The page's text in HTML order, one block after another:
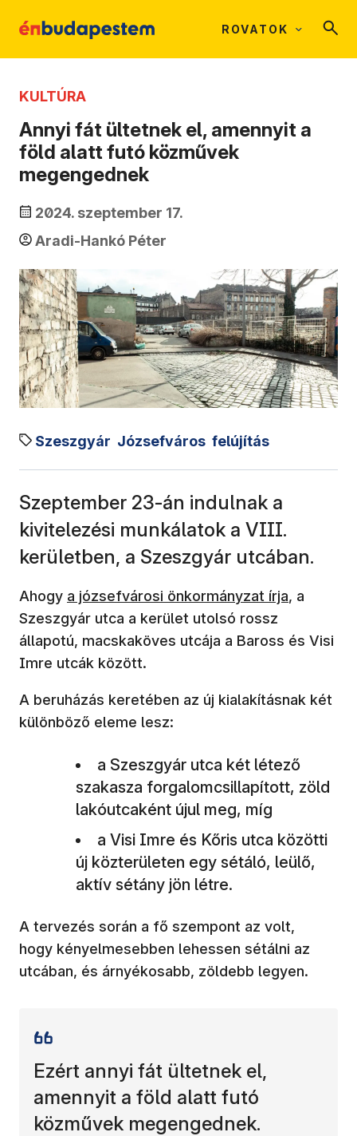
ROVATOK
KULTÚRA
Annyi fát ültetnek el, amennyit a
föld alatt futó közművek
megengednek
2024. szeptember 17.
Aradi-Hankó Péter
Szeszgyár Józsefváros felújítás
Szeptember 23-án indulnak a
kivitelezési munkálatok a VIII.
kerületben, a Szeszgyár utcában.
Ahogy (új ablakban nyílik meg)
a józsefvárosi önkormányzat írja, a
Szeszgyár utca a kerület utolsó rossz
állapotú, macskaköves utcája a Baross és Visi
Imre utcák között.
A beruházás keretében az új kialakításnak két
különböző eleme lesz:
a Szeszgyár utca két létező
szakasza forgalomcsillapított, zöld
lakóutcaként újul meg, míg
a Visi Imre és Kőris utca közötti
új közterületen egy sétáló, leülő,
aktív sétány jön létre.
A tervezés során a fő szempont az volt,
hogy kényelmesebben lehessen sétálni az
utcában, és árnyékosabb, zöldebb legyen.
Ezért annyi fát ültetnek el,
amennyit a föld alatt futó
közművek megengednek.